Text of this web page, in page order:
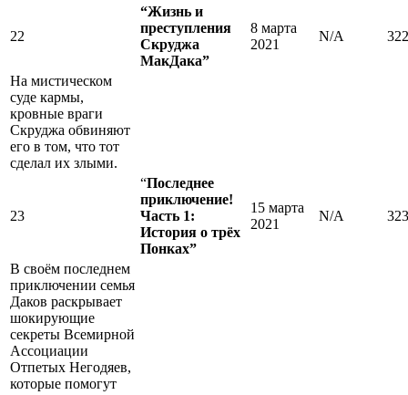
22
“Жизнь и
преступления
Скруджа
МакДака”
8 марта
2021
N/A 322
На мистическом
суде кармы,
кровные враги
Скруджа обвиняют
его в том, что тот
сделал их злыми.
23
“Последнее
приключение!
Часть 1:
История о трёх
Понках”
15 марта
2021
N/A 323
В своём последнем
приключении семья
Даков раскрывает
шокирующие
секреты Всемирной
Ассоциации
Отпетых Негодяев,
которые помогут